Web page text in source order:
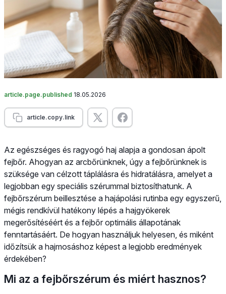
article.page.published 18.05.2026
article.copy.link
Az egészséges és ragyogó haj alapja a gondosan ápolt
fejbőr. Ahogyan az arcbőrünknek, úgy a fejbőrünknek is
szüksége van célzott táplálásra és hidratálásra, amelyet a
legjobban egy speciális szérummal biztosíthatunk. A
fejbőrszérum beillesztése a hajápolási rutinba egy egyszerű,
mégis rendkívül hatékony lépés a hajgyökerek
megerősítéséért és a fejbőr optimális állapotának
fenntartásáért. De hogyan használjuk helyesen, és miként
időzítsük a hajmosáshoz képest a legjobb eredmények
érdekében?
Mi az a fejbőrszérum és miért hasznos?